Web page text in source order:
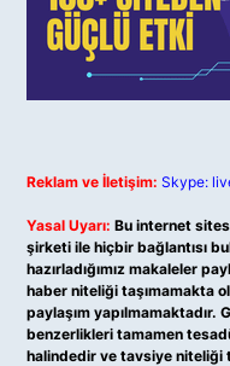
Reklam ve İletişim: Skype:
Yasal Uyarı: Bu internet
şirketi ile hiçbir bağlantısı
hazırladığımız makaleler
haber niteliği taşımamakta
paylaşım yapılmamaktadır.
benzerlikleri tamamen
halindedir ve tavsiye niteliği